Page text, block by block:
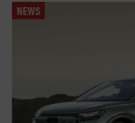
NEWS